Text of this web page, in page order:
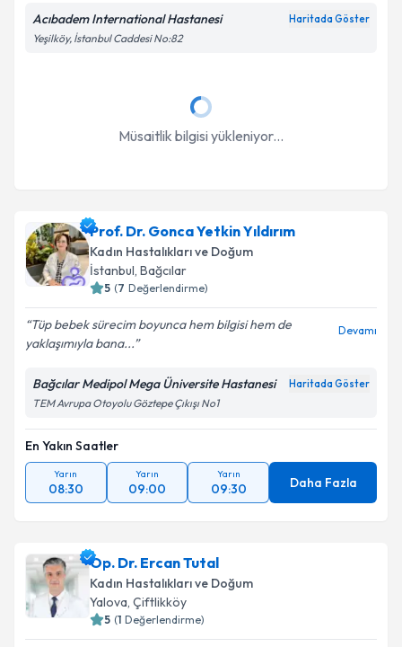
Acıbadem International Hastanesi Haritada Göster
Yeşilköy, İstanbul Caddesi No:82
Müsaitlik bilgisi yükleniyor...
Prof. Dr. Gonca Yetkin Yıldırım
Kadın Hastalıkları ve Doğum
İstanbul, Bağcılar
5 (7 Değerlendirme)
Tüp bebek sürecim boyunca hem bilgisi hem de
yaklaşımıyla bana...
Devamı
Bağcılar Medipol Mega Üniversite Hastanesi Haritada Göster
TEM Avrupa Otoyolu Göztepe Çıkışı No1
En Yakın Saatler
Yarın
08:30
Yarın
09:00
Yarın
09:30 Daha Fazla
Op. Dr. Ercan Tutal
Kadın Hastalıkları ve Doğum
Yalova, Çiftlikköy
5 (1 Değerlendirme)